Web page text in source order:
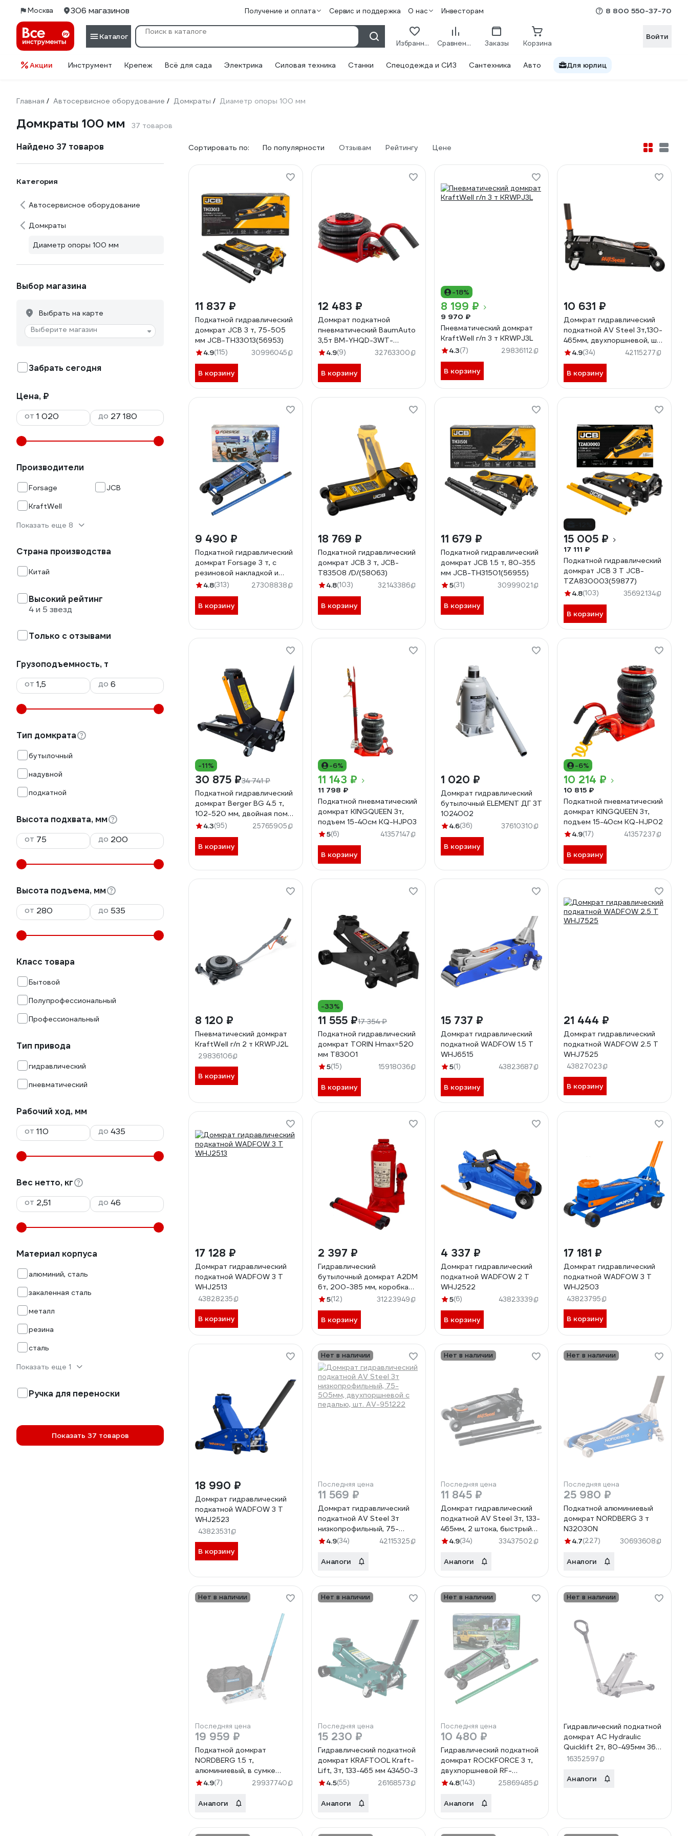
Москва 306 магазинов Получение и оплата Сервис и поддержка О нас Инвесторам 8 800 550-37-70
Каталог
Избранное Сравнение Заказы Корзина
Войти
Акции Инструмент Крепеж Всё для сада Электрика Силовая техника Станки Спецодежда и СИЗ Сантехника Авто Для юрлиц
Главная / Автосервисное оборудование / Домкраты / Диаметр опоры 100 мм
Домкраты 100 мм 37 товаров
Найдено 37 товаров
Категория
Автосервисное оборудование
Домкраты
Диаметр опоры 100 мм
Выбор магазина
Выбрать на карте
Выберите магазин
Забрать сегодня
Цена, ₽
от
до
Производители
Forsage
JCB
KraftWell
Показать еще 8
Страна производства
Китай
Высокий рейтинг
4 и 5 звезд
Только с отзывами
Грузоподъемность, т
от
до
Тип домкрата
бутылочный
надувной
подкатной
Высота подхвата, мм
от
до
Высота подъема, мм
от
до
Класс товара
Бытовой
Полупрофессиональный
Профессиональный
Тип привода
гидравлический
пневматический
Рабочий ход, мм
от
до
Вес нетто, кг
от
до
Материал корпуса
алюминий, сталь
закаленная сталь
металл
резина
сталь
Показать еще 1
Ручка для переноски
Показать 37 товаров
Сортировать по: По популярности Отзывам Рейтингу Цене
11 837 ₽
Подкатной гидравлический
домкрат JCB 3 т, 75-505
мм JCB-TH33013(56953)
4.9(115) 30996045
В корзину
12 483 ₽
Домкрат подкатной
пневматический BaumAuto
3,5т BM-YHQD-3WT-
270B(58554)
4.9(9) 32763300
В корзину
-18%
8 199 ₽
9 970 ₽
Пневматический домкрат
KraftWell г/п 3 т KRWPJ3L
4.3(7) 29836112
В корзину
10 631 ₽
Домкрат гидравлический
подкатной AV Steel 3т,130-
465мм, двухпоршневой, шт.
AV-951215
4.9(34) 42115277
В корзину
9 490 ₽
Подкатной гидравлический
домкрат Forsage 3 т, с
резиновой накладкой и
аксессуарами, перчатки,
40x30 см, 2 поршня, 135-
465 мм F-T83505(51590)
4.8(313) 27308838
В корзину
18 769 ₽
Подкатной гидравлический
домкрат JCB 3 т, JCB-
T83508 /D/(58063)
4.8(103) 32143386
В корзину
11 679 ₽
Подкатной гидравлический
домкрат JCB 1.5 т, 80-355
мм JCB-TH31501(56955)
5(31) 30999021
В корзину
15 005 ₽
17 111 ₽
Подкатной гидравлический
домкрат JCB 3 Т JCB-
TZA830003(59877)
4.8(103) 35692134
В корзину
-11%
30 875 ₽34 741 ₽
Подкатной гидравлический
домкрат Berger BG 4.5 т,
102-520 мм, двойная помпа
BG1305
4.3(95) 25765905
В корзину
-6%
11 143 ₽
11 798 ₽
Подкатной пневматический
домкрат KINGQUEEN 3т,
подъем 15-40см KQ-HJP03
5(6) 41357147
В корзину
1 020 ₽
Домкрат гидравлический
бутылочный ELEMENT ДГ 3Т
1024002
4.6(36) 37610310
В корзину
-6%
10 214 ₽
10 815 ₽
Подкатной пневматический
домкрат KINGQUEEN 3т,
подъем 15-40см KQ-HJP02
4.9(17) 41357237
В корзину
8 120 ₽
Пневматический домкрат
KraftWell г/п 2 т KRWPJ2L
29836106
В корзину
-33%
11 555 ₽17 354 ₽
Подкатной гидравлический
домкрат TORIN Hmax=520
мм T83001
5(15) 15918036
В корзину
15 737 ₽
Домкрат гидравлический
подкатной WADFOW 1.5 Т
WHJ6515
5(1) 43823687
В корзину
21 444 ₽
Домкрат гидравлический
подкатной WADFOW 2.5 Т
WHJ7525
43827023
В корзину
17 128 ₽
Домкрат гидравлический
подкатной WADFOW 3 Т
WHJ2513
43828235
В корзину
2 397 ₽
Гидравлический
бутылочный домкрат A2DM
6т, 200-385 мм, коробка
120021
5(12) 31223949
В корзину
4 337 ₽
Домкрат гидравлический
подкатной WADFOW 2 Т
WHJ2522
5(6) 43823339
В корзину
17 181 ₽
Домкрат гидравлический
подкатной WADFOW 3 Т
WHJ2503
43823795
В корзину
18 990 ₽
Домкрат гидравлический
подкатной WADFOW 3 Т
WHJ2523
43823531
В корзину
Нет в наличии
Последняя цена
11 569 ₽
Домкрат гидравлический
подкатной AV Steel 3т
низкопрофильный, 75-
505мм, двухпоршневой с
4.9(34) 42115325
Аналоги
Нет в наличии
Последняя цена
11 845 ₽
Домкрат гидравлический
подкатной AV Steel 3т, 133-
465мм, 2 штока, быстрый
подъем AV-951003
4.9(34) 33437502
Аналоги
Нет в наличии
Последняя цена
25 980 ₽
Подкатной алюминиевый
домкрат NORDBERG 3 т
N32030N
4.7(227) 30693608
Аналоги
Нет в наличии
Последняя цена
19 959 ₽
Подкатной домкрат
NORDBERG 1.5 т,
алюминиевый, в сумке
N32015
4.9(7) 29937740
Аналоги
Нет в наличии
Последняя цена
15 230 ₽
Гидравлический подкатной
домкрат KRAFTOOL Kraft-
Lift, 3т, 133-465 мм 43450-3
4.5(55) 26168573
Аналоги
Нет в наличии
Последняя цена
10 480 ₽
Гидравлический подкатной
домкрат ROCKFORCE 3 т,
двухпоршневой RF-
T83505(51703)
4.8(143) 25869485
Аналоги
Нет в наличии
Гидравлический подкатной
домкрат AC Hydraulic
Quicklift 2т, 80-495мм 36
015 00 RAL7040
16352597
Аналоги